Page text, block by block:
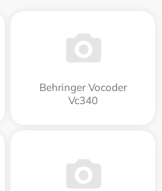
Behringer Vocoder
Vc340